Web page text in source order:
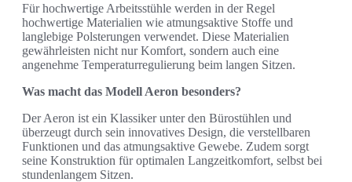
Für hochwertige Arbeitsstühle werden in der Regel
hochwertige Materialien wie atmungsaktive Stoffe und
langlebige Polsterungen verwendet. Diese Materialien
gewährleisten nicht nur Komfort, sondern auch eine
angenehme Temperaturregulierung beim langen Sitzen.
Was macht das Modell Aeron besonders?
Der Aeron ist ein Klassiker unter den Bürostühlen und
überzeugt durch sein innovatives Design, die verstellbaren
Funktionen und das atmungsaktive Gewebe. Zudem sorgt
seine Konstruktion für optimalen Langzeitkomfort, selbst bei
stundenlangem Sitzen.